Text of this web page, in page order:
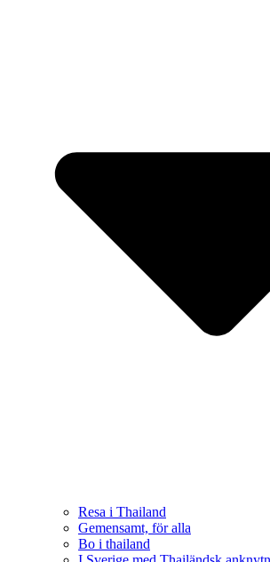
Resa i Thailand
Gemensamt, för alla
Bo i thailand